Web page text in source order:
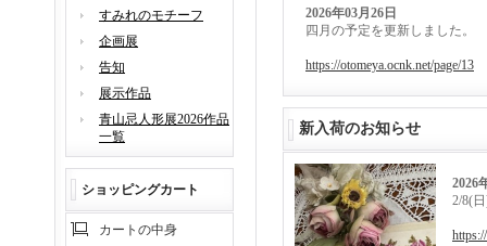
すみれのモチーフ
企画展
告知
展示作品
青山忌人形展2026作品
一覧
ショッピングカート
カートの中身
2026年03月26日
四月の予定を更新しました。
https://otomeya.ocnk.net/page/13
新入荷のお知らせ
2026
2/8(